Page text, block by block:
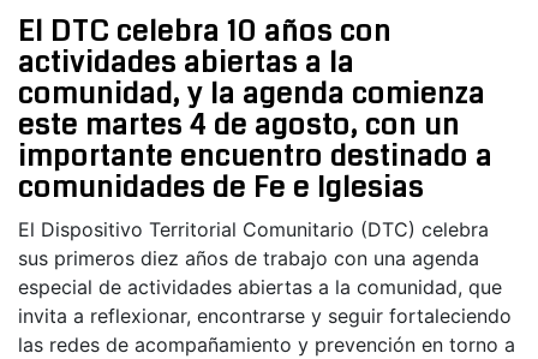
El DTC celebra 10 años con
actividades abiertas a la
comunidad, y la agenda comienza
este martes 4 de agosto, con un
importante encuentro destinado a
comunidades de Fe e Iglesias
El Dispositivo Territorial Comunitario (DTC) celebra
sus primeros diez años de trabajo con una agenda
especial de actividades abiertas a la comunidad, que
invita a reflexionar, encontrarse y seguir fortaleciendo
las redes de acompañamiento y prevención en torno a